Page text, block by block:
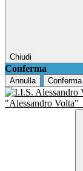
Chiudi
Conferma
Annulla Conferma
"Alessandro Volta"